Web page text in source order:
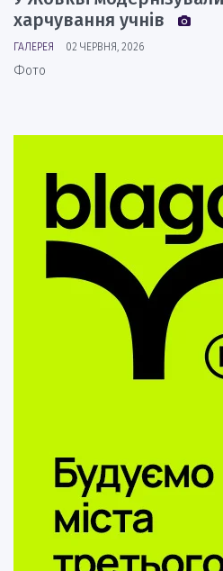
харчування учнів
ГАЛЕРЕЯ 02 ЧЕРВНЯ, 2026
Фото